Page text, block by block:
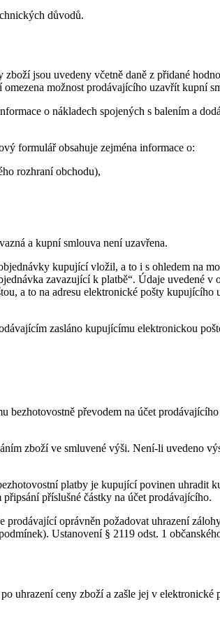
důvodů.
jsou uvedeny včetně daně z přidané
možnost prodávajícího uzavřít kupní
o nákladech spojených s balením a
formulář obsahuje zejména informace o:
rozhraní obchodu),
a kupní smlouva není uzavřena.
kupující vložil, a to i s ohledem na
zavazující k platbě“. Údaje uvedené v
a to na adresu elektronické pošty kupujícího
zasláno kupujícímu elektronickou
převodem na účet
zboží ve smluvené výši. Není-li uvedeno
platby je kupující povinen uhradit
příslušné částky na účet prodávajícího.
oprávněn požadovat uhrazení
Ustanovení § 2119 odst. 1
uhrazení ceny zboží a zašle jej v elektronické